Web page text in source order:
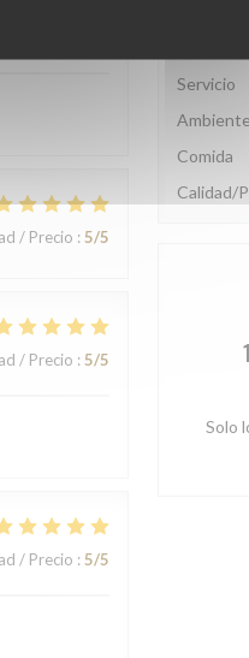
/ Precio : 5/5
/ Precio : 5/5
/ Precio : 5/5
Servicio
Ambiente
Comida
Calidad/
Solo